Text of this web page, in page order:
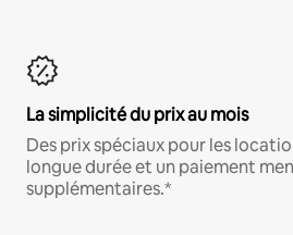
La simplicité du prix au mois
Des prix spéciaux pour les
longue durée et un paiement
supplémentaires.*